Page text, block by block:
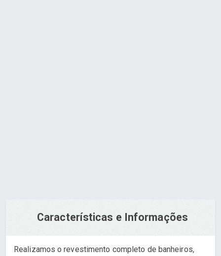
Características e Informações
Realizamos o revestimento completo de banheiros,